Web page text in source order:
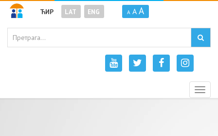
ЋИР LAT ENG A A A